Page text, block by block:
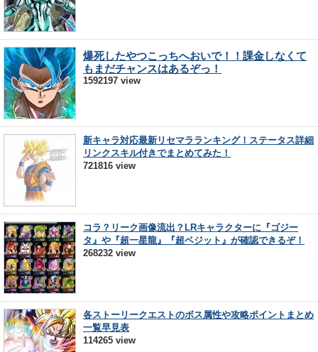
爆死したやつこっちへおいで！！課金しなくて
もまだチャンスはあるぞっ！
1592197 view
新キャラ対応最新リセマラランキング！ステータス詳細
リンクスキル付きでまとめてみた！
721816 view
コラ？リーク画像流出？LRキャラクターに『ゴジー
タ』や『超一星龍』『超ベジット』が確認できるぞ！
268232 view
各ストーリークエストのボス属性や攻略ポイントまとめ
一覧早見表
114265 view